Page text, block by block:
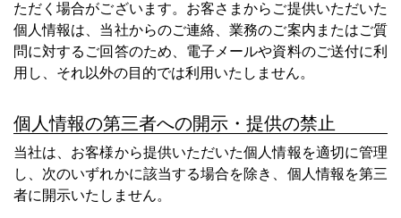
ただく場合がございます。お客さまからご提供いただいた
個人情報は、当社からのご連絡、業務のご案内またはご質
問に対するご回答のため、電子メールや資料のご送付に利
用し、それ以外の目的では利用いたしません。
個人情報の第三者への開示・提供の禁止
当社は、お客様から提供いただいた個人情報を適切に管理
し、次のいずれかに該当する場合を除き、個人情報を第三
者に開示いたしません。